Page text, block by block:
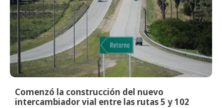
Comenzó la construcción del nuevo
intercambiador vial entre las rutas 5 y 102